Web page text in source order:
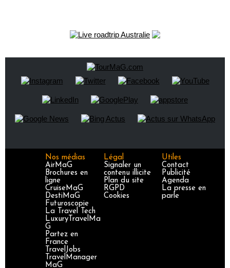
Nos médias
AirMaG
Brochures en
ligne
CruiseMaG
DestiMaG
Futuroscopie
La Travel Tech
LuxuryTravelMa
G
Partez en
France
TravelJobs
TravelManager
MaG
Légal
Signaler un
contenu illicite
Plan du site
RGPD
Cookies
Utiles
Contact
Publicité
Agenda
La presse en
parle